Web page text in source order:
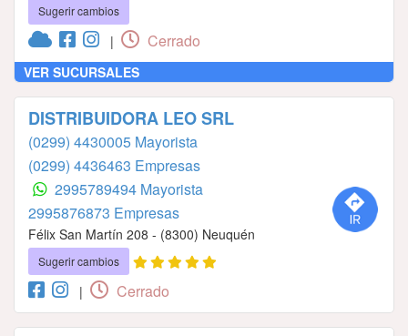
Sugerir cambios
| Cerrado
VER SUCURSALES
DISTRIBUIDORA LEO SRL
(0299) 4430005 Mayorista
(0299) 4436463 Empresas
2995789494 Mayorista
2995876873 Empresas
Félix San Martín 208 - (8300) Neuquén
Sugerir cambios
| Cerrado